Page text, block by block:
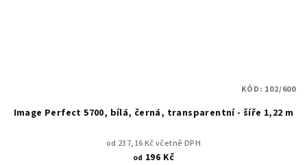
Image Perfect 5700, bílá, černá, transparentní - šíře 1,22 m
od 237,16 Kč včetně DPH
od 196 Kč
KÓD: 102/600